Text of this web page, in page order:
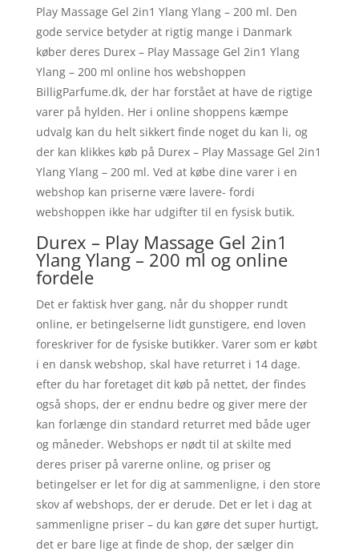
Play Massage Gel 2in1 Ylang Ylang – 200 ml. Den
gode service betyder at rigtig mange i Danmark
køber deres Durex – Play Massage Gel 2in1 Ylang
Ylang – 200 ml online hos webshoppen
BilligParfume.dk, der har forstået at have de rigtige
varer på hylden. Her i online shoppens kæmpe
udvalg kan du helt sikkert finde noget du kan li, og
der kan klikkes køb på Durex – Play Massage Gel 2in1
Ylang Ylang – 200 ml. Ved at købe dine varer i en
webshop kan priserne være lavere- fordi
webshoppen ikke har udgifter til en fysisk butik.
Durex – Play Massage Gel 2in1
Ylang Ylang – 200 ml og online
fordele
Det er faktisk hver gang, når du shopper rundt
online, er betingelserne lidt gunstigere, end loven
foreskriver for de fysiske butikker. Varer som er købt
i en dansk webshop, skal have returret i 14 dage.
efter du har foretaget dit køb på nettet, der findes
også shops, der er endnu bedre og giver mere der
kan forlænge din standard returret med både uger
og måneder. Webshops er nødt til at skilte med
deres priser på varerne online, og priser og
betingelser er let for dig at sammenligne, i den store
skov af webshops, der er derude. Det er let i dag at
sammenligne priser – du kan gøre det super hurtigt,
det er bare lige at finde de shop, der sælger din